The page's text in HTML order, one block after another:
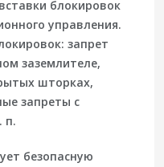
блокировок
управления.
запрет
заземлителе,
шторках,
запреты с
п.
безопасную